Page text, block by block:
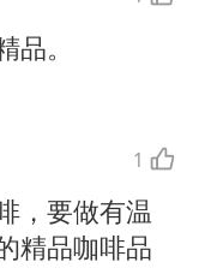
。
1
，要做有温
精品咖啡品